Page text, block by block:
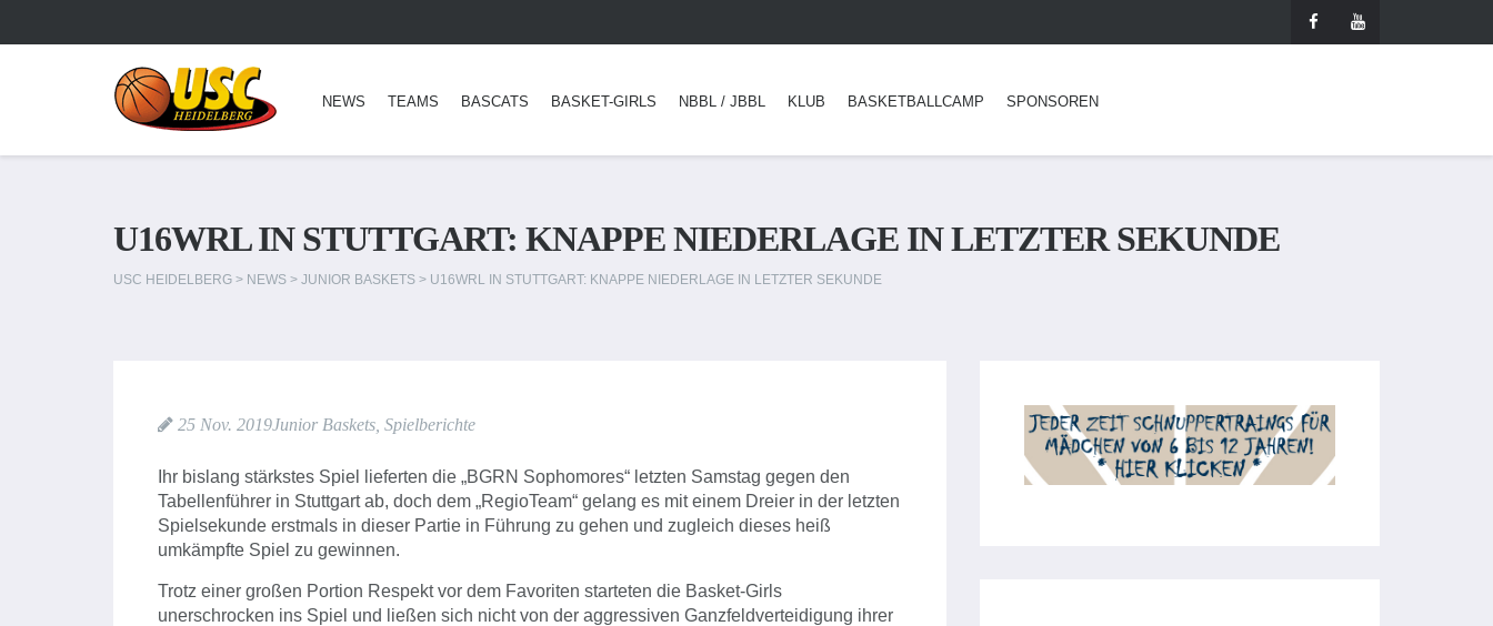
NEWS TEAMS BASCATS BASKET-GIRLS NBBL / JBBL KLUB BASKETBALLCAMP SPONSOREN
U16WRL IN STUTTGART: KNAPPE NIEDERLAGE IN LETZTER SEKUNDE
USC HEIDELBERG > NEWS > JUNIOR BASKETS > U16WRL IN STUTTGART: KNAPPE NIEDERLAGE IN LETZTER SEKUNDE
25 Nov. 2019Junior Baskets Spielberichte
Ihr bislang stärkstes Spiel lieferten die „BGRN Sophomores“ letzten Samstag gegen den
Tabellenführer in Stuttgart ab, doch dem „RegioTeam“ gelang es mit einem Dreier in der letzten
Spielsekunde erstmals in dieser Partie in Führung zu gehen und zugleich dieses heiß
umkämpfte Spiel zu gewinnen.
Trotz einer großen Portion Respekt vor dem Favoriten starteten die Basket-Girls
unerschrocken ins Spiel und ließen sich nicht von der aggressiven Ganzfeldverteidigung ihrer